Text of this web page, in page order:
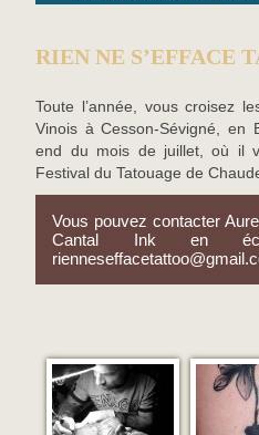
RIEN NE S’EFFACE
Toute l’année, vous croisez
Vinois à Cesson-Sévigné, en
end du mois de juillet, où il
Festival du Tatouage de
Vous pouvez contacter
Cantal Ink en